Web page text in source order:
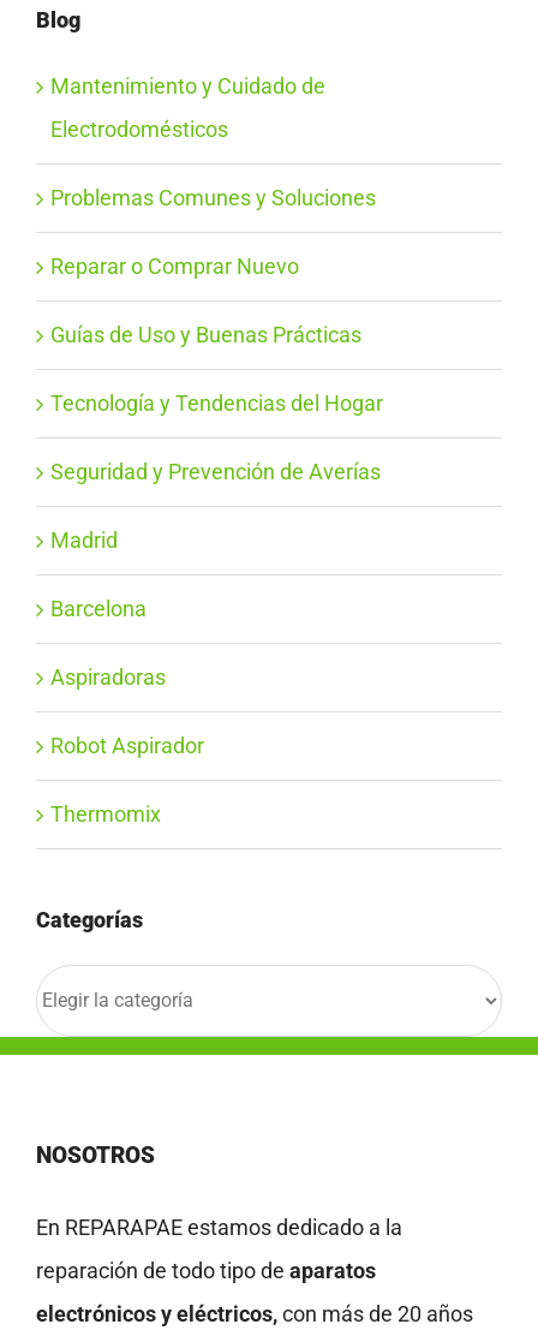
Blog
Mantenimiento y Cuidado de
Electrodomésticos
Problemas Comunes y Soluciones
Reparar o Comprar Nuevo
Guías de Uso y Buenas Prácticas
Tecnología y Tendencias del Hogar
Seguridad y Prevención de Averías
Madrid
Barcelona
Aspiradoras
Robot Aspirador
Thermomix
Categorías
Categorías
NOSOTROS
En REPARAPAE estamos dedicado a la
reparación de todo tipo de aparatos
electrónicos y eléctricos,con más de 20 años